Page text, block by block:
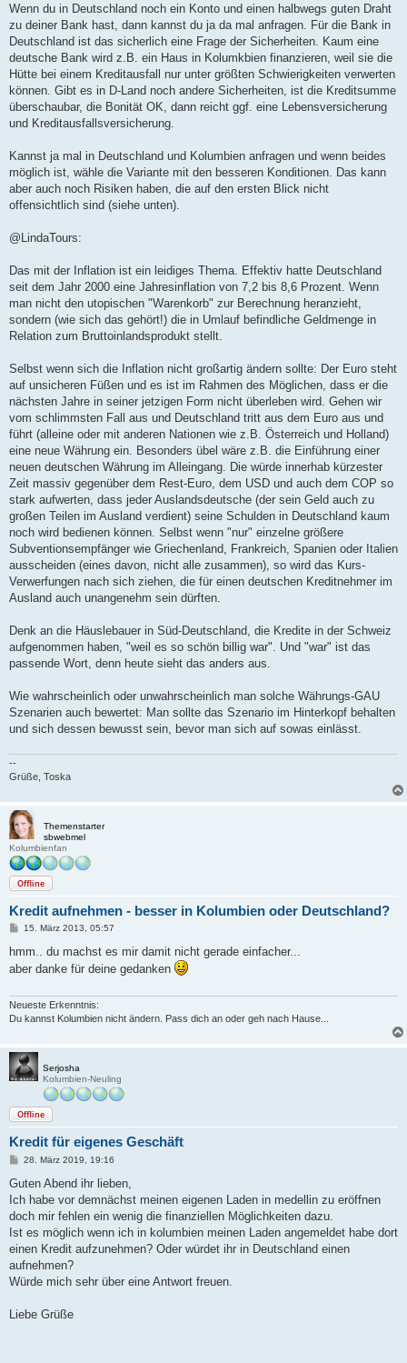
i
r
a
Wenn du in Deutschland noch ein Konto und einen halbwegs guten Draht
zu deiner Bank hast, dann kannst du ja da mal anfragen. Für die Bank in
Deutschland ist das sicherlich eine Frage der Sicherheiten. Kaum eine
deutsche Bank wird z.B. ein Haus in Kolumkbien finanzieren, weil sie die
Hütte bei einem Kreditausfall nur unter größten Schwierigkeiten verwerten
können. Gibt es in D-Land noch andere Sicherheiten, ist die Kreditsumme
überschaubar, die Bonität OK, dann reicht ggf. eine Lebensversicherung
und Kreditausfallsversicherung.
Kannst ja mal in Deutschland und Kolumbien anfragen und wenn beides
möglich ist, wähle die Variante mit den besseren Konditionen. Das kann
aber auch noch Risiken haben, die auf den ersten Blick nicht
offensichtlich sind (siehe unten).
@LindaTours:
Das mit der Inflation ist ein leidiges Thema. Effektiv hatte Deutschland
seit dem Jahr 2000 eine Jahresinflation von 7,2 bis 8,6 Prozent. Wenn
man nicht den utopischen "Warenkorb" zur Berechnung heranzieht,
sondern (wie sich das gehört!) die in Umlauf befindliche Geldmenge in
Relation zum Bruttoinlandsprodukt stellt.
Selbst wenn sich die Inflation nicht großartig ändern sollte: Der Euro steht
auf unsicheren Füßen und es ist im Rahmen des Möglichen, dass er die
nächsten Jahre in seiner jetzigen Form nicht überleben wird. Gehen wir
vom schlimmsten Fall aus und Deutschland tritt aus dem Euro aus und
führt (alleine oder mit anderen Nationen wie z.B. Österreich und Holland)
eine neue Währung ein. Besonders übel wäre z.B. die Einführung einer
neuen deutschen Währung im Alleingang. Die würde innerhab kürzester
Zeit massiv gegenüber dem Rest-Euro, dem USD und auch dem COP so
stark aufwerten, dass jeder Auslandsdeutsche (der sein Geld auch zu
großen Teilen im Ausland verdient) seine Schulden in Deutschland kaum
noch wird bedienen können. Selbst wenn "nur" einzelne größere
Subventionsempfänger wie Griechenland, Frankreich, Spanien oder Italien
ausscheiden (eines davon, nicht alle zusammen), so wird das Kurs-
Verwerfungen nach sich ziehen, die für einen deutschen Kreditnehmer im
Ausland auch unangenehm sein dürften.
Denk an die Häuslebauer in Süd-Deutschland, die Kredite in der Schweiz
aufgenommen haben, "weil es so schön billig war". Und "war" ist das
passende Wort, denn heute sieht das anders aus.
Wie wahrscheinlich oder unwahrscheinlich man solche Währungs-GAU
Szenarien auch bewertet: Man sollte das Szenario im Hinterkopf behalten
und sich dessen bewusst sein, bevor man sich auf sowas einlässt.
--
Grüße, Toska
Themenstarter
sbwebmel
Kolumbienfan
Offline
Kredit aufnehmen - besser in Kolumbien oder Deutschland?
B
i
r
15. März 2013, 05:57
hmm.. du machst es mir damit nicht gerade einfacher...
aber danke für deine gedanken
Neueste Erkenntnis:
Du kannst Kolumbien nicht ändern. Pass dich an oder geh nach Hause...
Serjosha
Kolumbien-Neuling
Offline
Kredit für eigenes Geschäft
B
i
r
a
28. März 2019, 19:16
Guten Abend ihr lieben,
Ich habe vor demnächst meinen eigenen Laden in medellin zu eröffnen
doch mir fehlen ein wenig die finanziellen Möglichkeiten dazu.
Ist es möglich wenn ich in kolumbien meinen Laden angemeldet habe dort
einen Kredit aufzunehmen? Oder würdet ihr in Deutschland einen
aufnehmen?
Würde mich sehr über eine Antwort freuen.
Liebe Grüße